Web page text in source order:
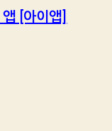
[아이앱]